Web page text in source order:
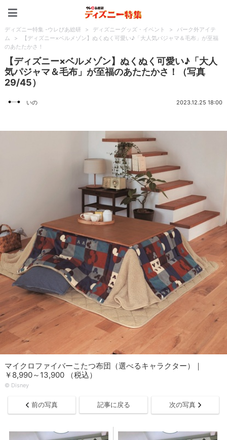
ディズニー特集 -ウレぴあ総研 > ディズニーグッズ・イベント >
パーク外アイテ
ム
>
【ディズニー×ベルメゾン】ぬくぬく可愛い♪「大人気パジャマ＆毛布」が至福
のあたたかさ！
【ディズニー×ベルメゾン】ぬくぬく可愛い♪「大人
気パジャマ＆毛布」が至福のあたたかさ！（写真
29/45）
いの 2023.12.25 18:00
マイクロファイバーこたつ布団（選べるキャラクター）｜
￥8,990～13,900 （税込）
© Disney
前の写真 記事に戻る 次の写真